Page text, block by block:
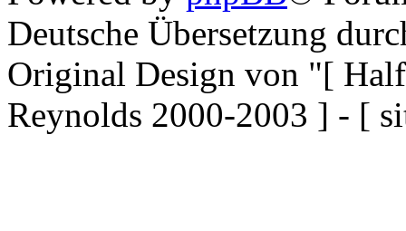
Deutsche Übersetzung
Original Design von "[
Reynolds 2000-2003 ] - [